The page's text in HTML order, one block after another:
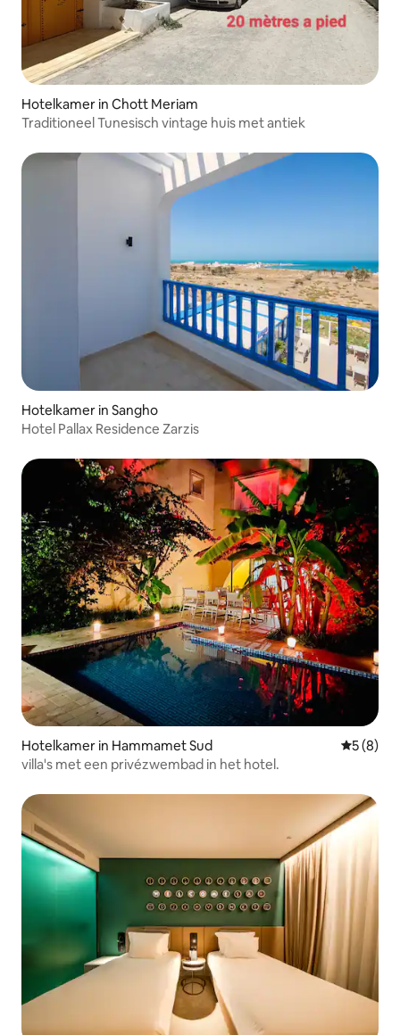
Hotelkamer in Chott Meriam
Traditioneel Tunesisch vintage huis met antiek
Hotelkamer in Sangho
Hotel Pallax Residence Zarzis
Hotelkamer in Hammamet Sud
5 (8)
villa's met een privézwembad in het hotel.